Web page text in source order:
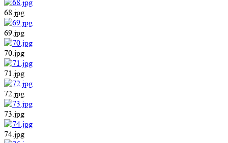
68.jpg
69.jpg
70.jpg
71.jpg
72.jpg
73.jpg
74.jpg